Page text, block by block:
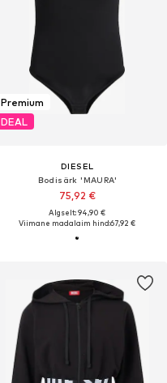
Premium
DEAL
DIESEL
Bodisärk 'MAURA'
75,92 €
Algselt: 94,90 €
Viimane madalaim hind:67,92 €